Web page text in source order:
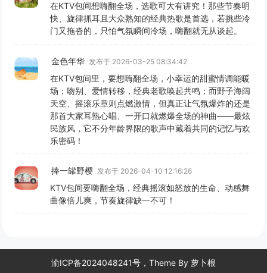
在KTV包间想嗨翻全场，选歌可大有讲究！那些节奏明
快、旋律抓耳且大众熟知的经典热歌是首选，若挑些冷
门又拖沓的，只怕气氛瞬间冷场，嗨翻就无从谈起。
金色年华 发布于 2026-03-25 08:34:42
在KTV包间里，要想嗨翻全场，小幸运的甜蜜情调能暖
场；吻别、爱情转移，经典老歌唤起共鸣；而野子海阔
天空、摇滚乐章则点燃激情，但真正让气氛爆炸的还是
那首大家耳熟心唱、一开口就燃爆全场的神曲——最炫
民族风，它不分年龄界限的歌声中藏着共同的记忆与欢
乐密码！
捧一罐野樱 发布于 2026-04-10 12:16:26
KTV包间要嗨翻全场，经典摇滚如怒放的生命、动感舞
曲像倍儿爽，节奏旋律缺一不可！
渝ICP备2024048241号，Theme By 萝卜根